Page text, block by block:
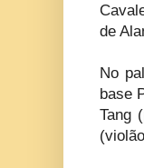
de
No
base
Tang